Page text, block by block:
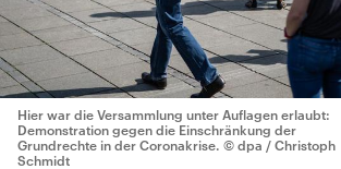
Hier war die Versammlung unter Auflagen erlaubt:
Demonstration gegen die Einschränkung der
Grundrechte in der Coronakrise. © dpa / Christoph
Schmidt